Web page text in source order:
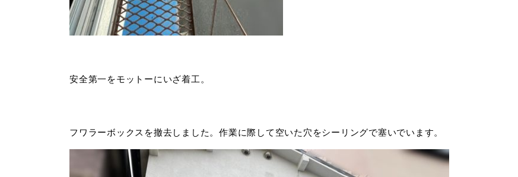
安全第一をモットーにいざ着工。
フワラーボックスを撤去しました。作業に際して空いた穴をシーリングで塞いでいます。